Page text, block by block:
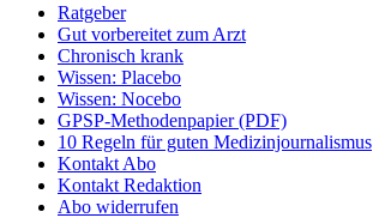
Ratgeber
Gut vorbereitet zum Arzt
Chronisch krank
Wissen: Placebo
Wissen: Nocebo
GPSP-Methodenpapier (PDF)
10 Regeln für guten Medizinjournalismus
Kontakt Abo
Kontakt Redaktion
Abo widerrufen